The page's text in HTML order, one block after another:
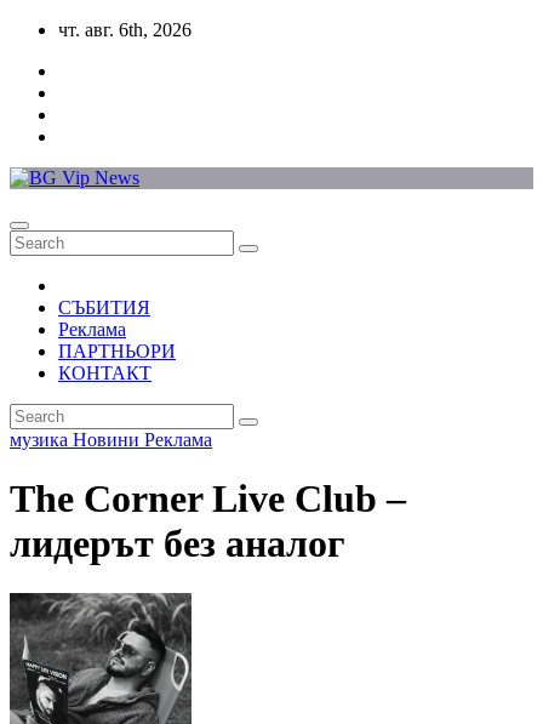
Skip
content
чт. авг. 6th, 2026
СЪБИТИЯ
Реклама
ПАРТНЬОРИ
КОНТАКТ
музика Новини Реклама
The Corner Live Club –
лидерът без аналог